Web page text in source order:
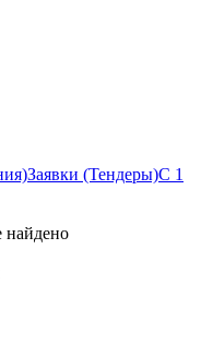
Заявки (Тендеры)С 1
найдено